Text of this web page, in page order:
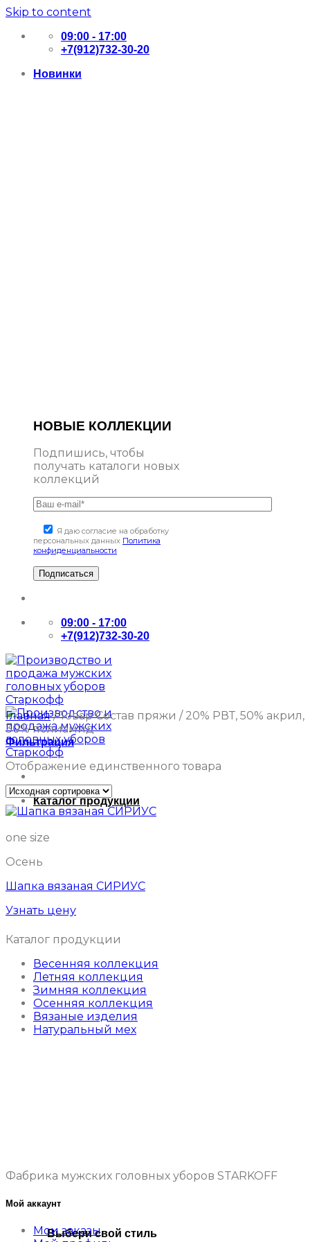
Skip to content
09:00 - 17:00
+7(912)732-30-20
Новинки
НОВЫЕ КОЛЛЕКЦИИ
Подпишись, чтобы
получать каталоги новых
коллекций
Я даю согласие на обработку
персональных данных Политика
конфиденциальности
09:00 - 17:00
+7(912)732-30-20
Каталог продукции
Выбери свой стиль
Главная /Товар Состав пряжи / 20% РВТ, 50% акрил,
30% полиамид
Фильтрация
Отображение единственного товара
one size
Осень
Шапка вязаная СИРИУС
Узнать цену
Каталог продукции
Весенняя коллекция
Летняя коллекция
Зимняя коллекция
Осенняя коллекция
Вязаные изделия
Натуральный мех
Фабрика мужских головных уборов STARKOFF
Мой аккаунт
Мои заказы